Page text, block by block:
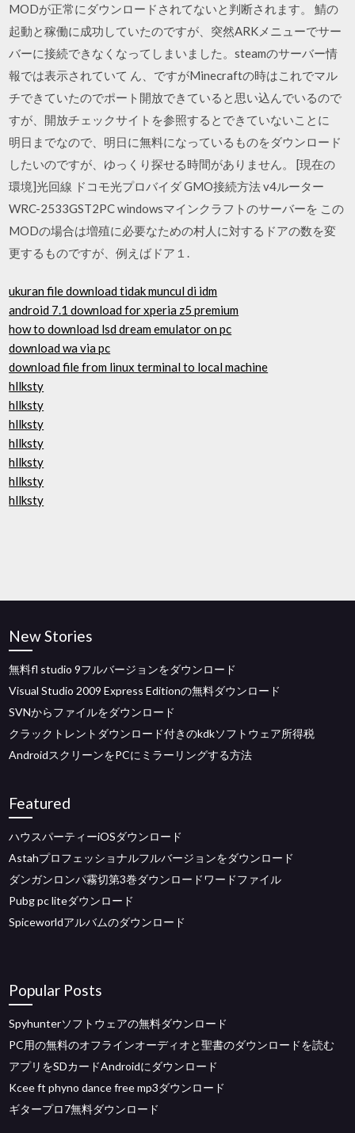
MODが正常にダウンロードされてないと判断されます。 鯖の
起動と稼働に成功していたのですが、突然ARKメニューでサー
バーに接続できなくなってしまいました。steamのサーバー情
報では表示されていて ん、ですがMinecraftの時はこれでマル
チできていたのでポート開放できていると思い込んでいるので
すが、開放チェックサイトを参照するとできていないことに
明日までなので、明日に無料になっているものをダウンロード
したいのですが、ゆっくり探せる時間がありません。 [現在の
環境]光回線 ドコモ光プロバイダ GMO接続方法 v4ルーター
WRC-2533GST2PC windowsマインクラフトのサーバーを この
MODの場合は増殖に必要なための村人に対するドアの数を変
更するものですが、例えばドア１.
ukuran file download tidak muncul di idm
android 7.1 download for xperia z5 premium
how to download lsd dream emulator on pc
download wa via pc
download file from linux terminal to local machine
hllksty
hllksty
hllksty
hllksty
hllksty
hllksty
hllksty
New Stories
無料fl studio 9フルバージョンをダウンロード
Visual Studio 2009 Express Editionの無料ダウンロード
SVNからファイルをダウンロード
クラックトレントダウンロード付きのkdkソフトウェア所得税
AndroidスクリーンをPCにミラーリングする方法
Featured
ハウスパーティーiOSダウンロード
Astahプロフェッショナルフルバージョンをダウンロード
ダンガンロンパ霧切第3巻ダウンロードワードファイル
Pubg pc liteダウンロード
Spiceworldアルバムのダウンロード
Popular Posts
Spyhunterソフトウェアの無料ダウンロード
PC用の無料のオフラインオーディオと聖書のダウンロードを読む
アプリをSDカードAndroidにダウンロード
Kcee ft phyno dance free mp3ダウンロード
ギタープロ7無料ダウンロード